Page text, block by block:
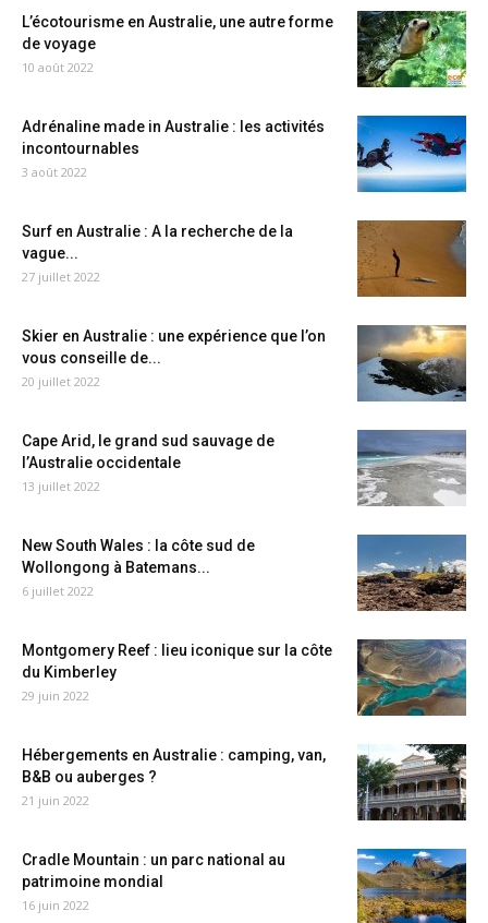
L’écotourisme en Australie, une autre forme
de voyage
10 août 2022
Adrénaline made in Australie : les activités
incontournables
3 août 2022
Surf en Australie : A la recherche de la
vague...
27 juillet 2022
Skier en Australie : une expérience que l’on
vous conseille de...
20 juillet 2022
Cape Arid, le grand sud sauvage de
l’Australie occidentale
13 juillet 2022
New South Wales : la côte sud de
Wollongong à Batemans...
6 juillet 2022
Montgomery Reef : lieu iconique sur la côte
du Kimberley
29 juin 2022
Hébergements en Australie : camping, van,
B&B ou auberges ?
21 juin 2022
Cradle Mountain : un parc national au
patrimoine mondial
16 juin 2022